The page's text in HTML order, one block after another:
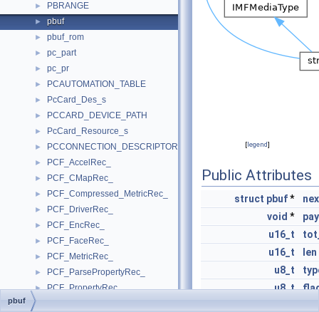
► PBRANGE
► pbuf
► pbuf_rom
► pc_part
► pc_pr
► PCAUTOMATION_TABLE
► PcCard_Des_s
► PCCARD_DEVICE_PATH
► PcCard_Resource_s
► PCCONNECTION_DESCRIPTOR
► PCF_AccelRec_
► PCF_CMapRec_
► PCF_Compressed_MetricRec_
► PCF_DriverRec_
► PCF_EncRec_
► PCF_FaceRec_
► PCF_MetricRec_
► PCF_ParsePropertyRec_
► PCF_PropertyRec_
►
[legend]
Public Attributes
struct pbuf*
void *
u16_t
u16_t
len
u8_t
u8_t
pbuf